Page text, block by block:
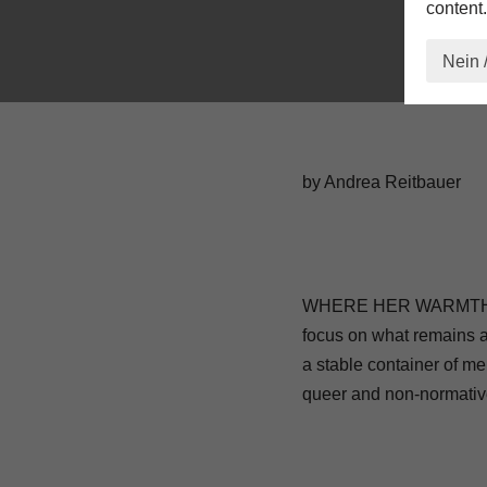
by Andrea Reitbauer
WHERE HER
focus on what remains
a stable container of
queer and non-
content.
Nein